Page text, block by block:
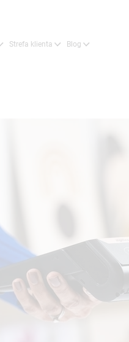
Strefa klienta Blog